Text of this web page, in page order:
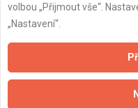
Zpracování a
Zásady pro
Obchodní
volbou „Přijmout vše“.
„Nastavení“.